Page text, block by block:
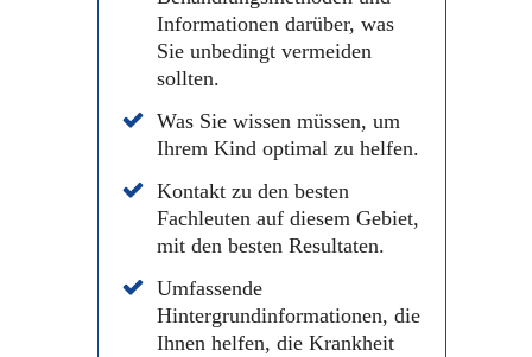
Informationen darüber, was
Sie unbedingt vermeiden
sollten.
Was Sie wissen müssen, um
Ihrem Kind optimal zu helfen.
Kontakt zu den besten
Fachleuten auf diesem Gebiet,
mit den besten Resultaten.
Umfassende
Hintergrundinformationen, die
Ihnen helfen, die Krankheit